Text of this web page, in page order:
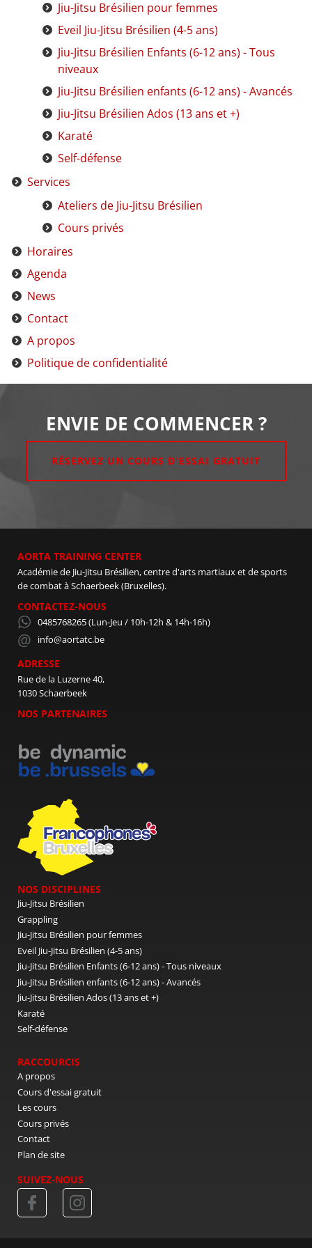
Jiu-Jitsu Brésilien pour femmes
Eveil Jiu-Jitsu Brésilien (4-5 ans)
Jiu-Jitsu Brésilien Enfants (6-12 ans) - Tous
niveaux
Jiu-Jitsu Brésilien enfants (6-12 ans) - Avancés
Jiu-Jitsu Brésilien Ados (13 ans et +)
Karaté
Self-défense
Services
Ateliers de Jiu-Jitsu Brésilien
Cours privés
Horaires
Agenda
News
Contact
A propos
Politique de confidentialité
ENVIE DE COMMENCER ?
RÉSERVEZ UN COURS D'ESSAI GRATUIT
AORTA TRAINING CENTER
Académie de Jiu-Jitsu Brésilien, centre d'arts martiaux et de sports
de combat à Schaerbeek (Bruxelles).
CONTACTEZ-NOUS
0485768265(Lun-Jeu / 10h-12h & 14h-16h)
info@aortatc.be
ADRESSE
Rue de la Luzerne 40,
1030 Schaerbeek
NOS PARTENAIRES
NOS DISCIPLINES
Jiu-Jitsu Brésilien
Grappling
Jiu-Jitsu Brésilien pour femmes
Eveil Jiu-Jitsu Brésilien (4-5 ans)
Jiu-Jitsu Brésilien Enfants (6-12 ans) - Tous niveaux
Jiu-Jitsu Brésilien enfants (6-12 ans) - Avancés
Jiu-Jitsu Brésilien Ados (13 ans et +)
Karaté
Self-défense
RACCOURCIS
A propos
Cours d'essai gratuit
Les cours
Cours privés
Contact
Plan de site
SUIVEZ-NOUS